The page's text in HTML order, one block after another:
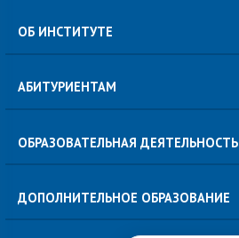
ОБ ИНСТИТУТЕ
АБИТУРИЕНТАМ
ОБРАЗОВАТЕЛЬНАЯ ДЕЯТЕЛЬНОСТЬ
ДОПОЛНИТЕЛЬНОЕ ОБРАЗОВАНИЕ